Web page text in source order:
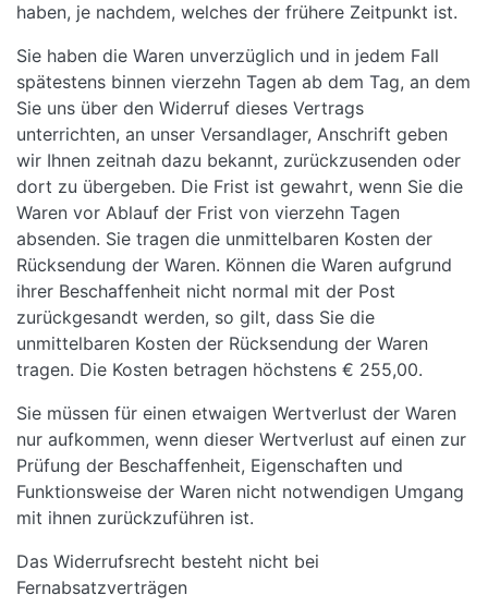
haben, je nachdem, welches der frühere Zeitpunkt ist.
Sie haben die Waren unverzüglich und in jedem Fall
spätestens binnen vierzehn Tagen ab dem Tag, an dem
Sie uns über den Widerruf dieses Vertrags
unterrichten, an unser Versandlager, Anschrift geben
wir Ihnen zeitnah dazu bekannt, zurückzusenden oder
dort zu übergeben. Die Frist ist gewahrt, wenn Sie die
Waren vor Ablauf der Frist von vierzehn Tagen
absenden. Sie tragen die unmittelbaren Kosten der
Rücksendung der Waren. Können die Waren aufgrund
ihrer Beschaffenheit nicht normal mit der Post
zurückgesandt werden, so gilt, dass Sie die
unmittelbaren Kosten der Rücksendung der Waren
tragen. Die Kosten betragen höchstens € 255,00.
Sie müssen für einen etwaigen Wertverlust der Waren
nur aufkommen, wenn dieser Wertverlust auf einen zur
Prüfung der Beschaffenheit, Eigenschaften und
Funktionsweise der Waren nicht notwendigen Umgang
mit ihnen zurückzuführen ist.
Das Widerrufsrecht besteht nicht bei
Fernabsatzverträgen